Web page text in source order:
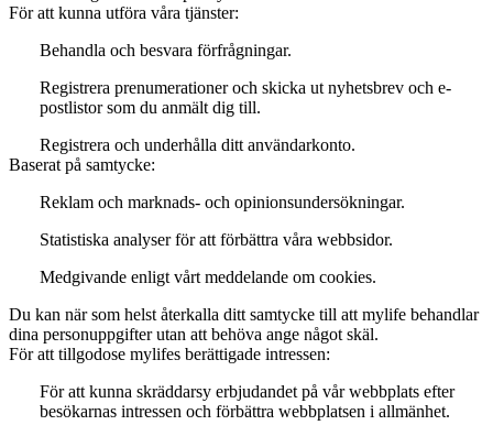
För att kunna utföra våra tjänster:
Behandla och besvara förfrågningar.
Registrera prenumerationer och skicka ut nyhetsbrev och e-
postlistor som du anmält dig till.
Registrera och underhålla ditt användarkonto.
Baserat på samtycke:
Reklam och marknads- och opinionsundersökningar.
Statistiska analyser för att förbättra våra webbsidor.
Medgivande enligt vårt meddelande om cookies.
Du kan när som helst återkalla ditt samtycke till att mylife behandlar
dina personuppgifter utan att behöva ange något skäl.
För att tillgodose mylifes berättigade intressen:
För att kunna skräddarsy erbjudandet på vår webbplats efter
besökarnas intressen och förbättra webbplatsen i allmänhet.